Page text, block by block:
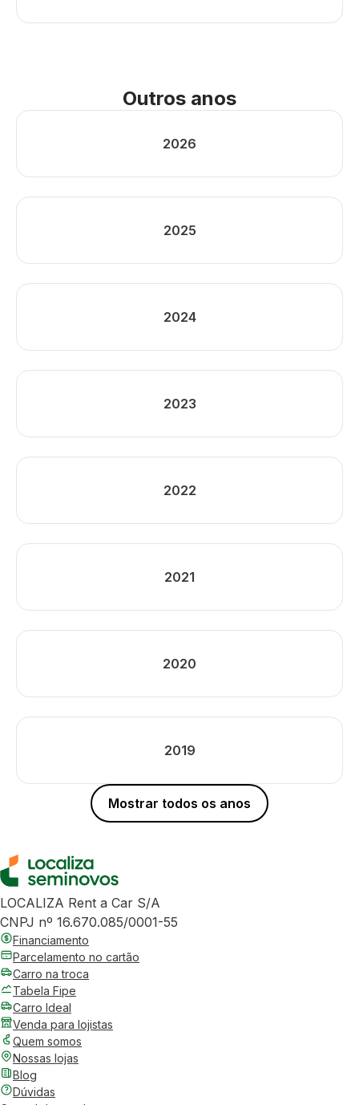
Outros anos
2026
2025
2024
2023
2022
2021
2020
2019
Mostrar todos os anos
LOCALIZA Rent a Car S/A
CNPJ nº 16.670.085/0001-55
Financiamento
Parcelamento no cartão
Carro na troca
Tabela Fipe
Carro Ideal
Venda para lojistas
Quem somos
Nossas lojas
Blog
Dúvidas